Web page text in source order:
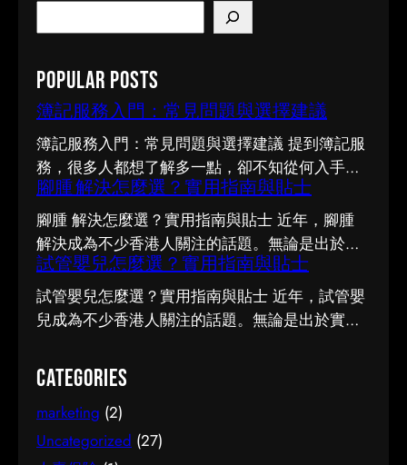
e
r
c
Popular Posts
簿記服務入門：常見問題與選擇建議
簿記服務入門：常見問題與選擇建議 提到簿記服
務，很多人都想了解多一點，卻不知從何入手。
市面上資訊繁多，真假難辨。以下整理了幾個值
得留意的重點，希望能幫助你更清晰地掌握簿記
服務的相關知識。 事前要留意甚麼 在做決定之
前，有幾點值得特別留意。首先，每個人的情況
不盡相同，適合別人的未必適合自己；其次，資
訊來源是否可靠同樣關鍵。如有任何疑問，諮詢
相關範疇的專業人士，往往能得到更貼合個人需
幫你少走冤枉路：先設定清晰的目標與預算、收
集足夠的資料再比較，以及保留彈性以應對變
化。把這些習慣養成，做選擇時自然更得心應
手。 因應需要選擇 不同的情境，對簿記服務的要
腳腫 解決怎麼選？實用指南與貼士
腳腫 解決怎麼選？實用指南與貼士 近年，腳腫
解決成為不少香港人關注的話題。無論是出於實
際需要還是興趣，先對它有基本認識，都有助我
們作出更明智的決定。這篇文章會從不同角度，
和大家分享關於腳腫 解決的實用資訊。 它的重要
阱，把時間與資源花在真正合適的地方，這也是
做足功課的價值所在。 事前要留意甚麼 在做決定
之前，有幾點值得特別留意。首先，每個人的情
況不盡相同，適合別人的未必適合自己；其次，
試管嬰兒怎麼選？實用指南與貼士
試管嬰兒怎麼選？實用指南與貼士 近年，試管嬰
兒成為不少香港人關注的話題。無論是出於實際
作出更明智的決定。這篇文章會從不同角度，和
大家分享關於試管嬰兒的實用資訊。 它的重要性
認真了解試管嬰兒的好處顯而易見：當你清楚自
己面對的選擇與條件，便更容易避開常見的陷
Categories
marketing (2)
Uncategorized (27)